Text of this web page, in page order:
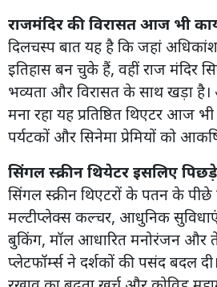
राजमंदिर की विरासत आज भी
दिलचस्प बात यह है कि जहां
इतिहास बन चुके हैं, वहीं राज मंदिर
भव्यता और विरासत के साथ खड़ा
मना रहा यह प्रतिष्ठित थिएटर आज
पर्यटकों और सिनेमा प्रेमियों को
सिंगल स्क्रीन थियेटर इसलिए पिछड़े
सिंगल स्क्रीन थिएटरों के पतन के
मल्टीप्लेक्स कल्चर, आधुनिक
बुकिंग, मॉल आधारित मनोरंजन और
प्लेटफॉर्म्स ने दर्शकों की पसंद बदल